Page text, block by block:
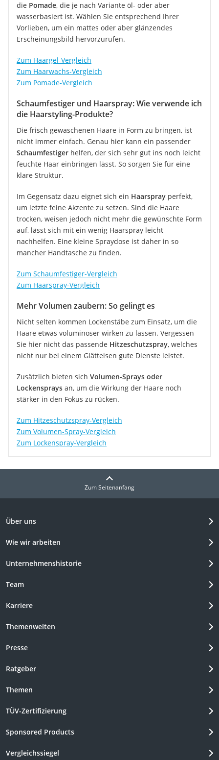
die Pomade, die je nach Variante öl- oder aber
wasserbasiert ist. Wählen Sie entsprechend Ihrer
Vorlieben, um ein mattes oder aber glänzendes
Erscheinungsbild hervorzurufen.
Zum Haargel-Vergleich
Zum Haarwachs-Vergleich
Zum Pomade-Vergleich
Schaumfestiger und Haarspray: Wie verwende ich
die Haarstyling-Produkte?
Die frisch gewaschenen Haare in Form zu bringen, ist
nicht immer einfach. Genau hier kann ein passender
Schaumfestiger helfen, der sich sehr gut ins noch leicht
feuchte Haar einbringen lässt. So sorgen Sie für eine
klare Struktur.
Im Gegensatz dazu eignet sich ein Haarspray perfekt,
um letzte feine Akzente zu setzen. Sind die Haare
trocken, weisen jedoch nicht mehr die gewünschte Form
auf, lässt sich mit ein wenig Haarspray leicht
nachhelfen. Eine kleine Spraydose ist daher in so
mancher Handtasche zu finden.
Zum Schaumfestiger-Vergleich
Zum Haarspray-Vergleich
Mehr Volumen zaubern: So gelingt es
Nicht selten kommen Lockenstäbe zum Einsatz, um die
Haare etwas voluminöser wirken zu lassen. Vergessen
Sie hier nicht das passende Hitzeschutzspray, welches
nicht nur bei einem Glätteisen gute Dienste leistet.
Zusätzlich bieten sich Volumen-Sprays oder
Lockensprays an, um die Wirkung der Haare noch
stärker in den Fokus zu rücken.
Zum Hitzeschutzspray-Vergleich
Zum Volumen-Spray-Vergleich
Zum Lockenspray-Vergleich
Zum Seitenanfang
Über uns
Wie wir arbeiten
Unternehmenshistorie
Team
Karriere
Themenwelten
Presse
Ratgeber
Themen
TÜV-Zertifizierung
Sponsored Products
Vergleichssiegel